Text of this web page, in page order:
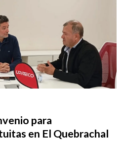
para
en El Quebrachal